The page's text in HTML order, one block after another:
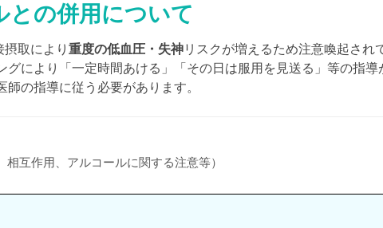
の併用について
取により 重度の低血圧・失神リスクが増えるため注意喚起され
により「一定時間あける」「その日は服用を見送る」等の指導
の指導に従う必要があります。
互作用、アルコールに関する注意等）